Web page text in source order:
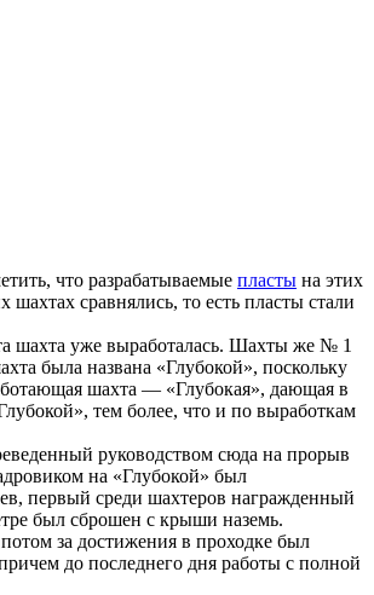
что разрабатываемые пласты на этих
сравнялись, то есть пласты стали
шахта уже выработалась. Шахты же № 1
была названа «Глубокой», поскольку
шахта — «Глубокая», дающая в
тем более, что и по выработкам
руководством сюда на прорыв
на «Глубокой» был
первый среди шахтеров награжденный
был сброшен с крыши наземь.
за достижения в проходке был
до последнего дня работы с полной